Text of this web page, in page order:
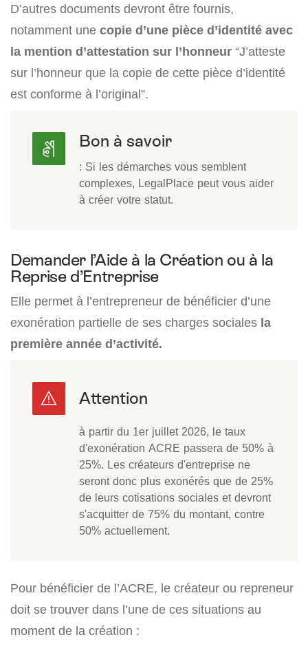
D’autres documents devront être fournis,
notamment une copie d’une pièce d’identité avec
la mention d’attestation sur l’honneur “J’atteste
sur l’honneur que la copie de cette pièce d’identité
est conforme à l’original”.
Bon à savoir
: Si les démarches vous semblent
complexes, LegalPlace peut vous aider
à créer votre statut.
Demander l’Aide à la Création ou à la
Reprise d’Entreprise
Elle permet à l’entrepreneur de bénéficier d’une
exonération partielle de ses charges sociales la
première année d’activité.
à partir du 1er juillet 2026, le taux
d'exonération ACRE passera de 50% à
25%. Les créateurs d'entreprise ne
seront donc plus exonérés que de 25%
de leurs cotisations sociales et devront
s'acquitter de 75% du montant, contre
50% actuellement.
Pour bénéficier de l’ACRE, le créateur ou repreneur
doit se trouver dans l’une de ces situations au
moment de la création :